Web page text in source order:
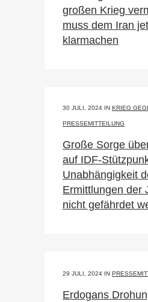
großen Krieg
muss dem Iran
klarmachen
30 JULI, 2024 IN KRIEG
PRESSEMITTEILUNG
Große Sorge
auf IDF-
Unabhängigkeit
Ermittlungen der
nicht gefährdet
29 JULI, 2024 IN
Erdogans